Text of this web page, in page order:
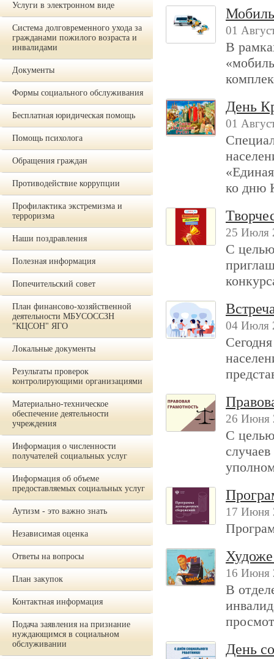
Услуги в электронном виде
Система долговременного ухода за
гражданами пожилого возраста и
инвалидами
Документы
Формы социального обслуживания
Бесплатная юридическая помощь
Помощь психолога
Обращения граждан
Противодействие коррупции
Профилактика экстремизма и
терроризма
Наши поздравления
Полезная информация
Попечительский совет
План финансово-хозяйственной
деятельности МБУСОССЗН
"КЦСОН" ЯГО
Локальные документы
Результаты проверок
контролирующими организациями
Материально-техническое
обеспечение деятельности
учреждения
Информация о численности
получателей социальных услуг
Информация об объеме
предоставляемых социальных услуг
Аутизм - это важно знать
Независимая оценка
Ответы на вопросы
План закупок
Контактная информация
Подача заявления на признание
нуждающимся в социальном
обслуживании
01
В
День
01
ко дню
25 Июля
С целью
04 Июля
26 Июня
С
17 Июня
16 Июня
В
День